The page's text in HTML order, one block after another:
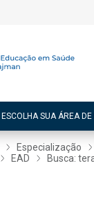
ESCOLHA SUA ÁREA DE
Especialização
EAD Busca: